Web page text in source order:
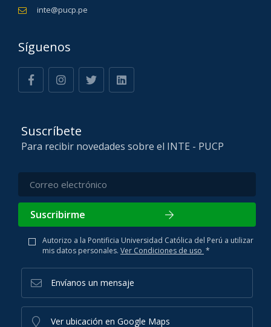
inte@pucp.pe
Síguenos
Suscríbete
Para recibir novedades sobre el INTE - PUCP
Suscribirme
Autorizo a la Pontificia Universidad Católica del Perú a utilizar
mis datos personales. Ver Condiciones de uso *
Envíanos un mensaje
Ver ubicación en Google Maps